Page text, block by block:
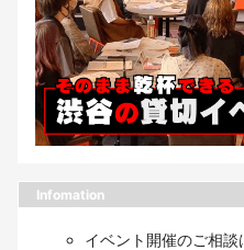
Infomation
イベント開催のご相談